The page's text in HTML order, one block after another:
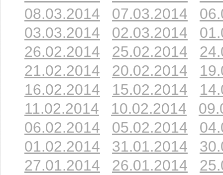
08.03.2014
07.03.2014
03.03.2014
02.03.2014
26.02.2014
25.02.2014
21.02.2014
20.02.2014
16.02.2014
15.02.2014
11.02.2014
10.02.2014
06.02.2014
05.02.2014
01.02.2014
31.01.2014
27.01.2014
26.01.2014